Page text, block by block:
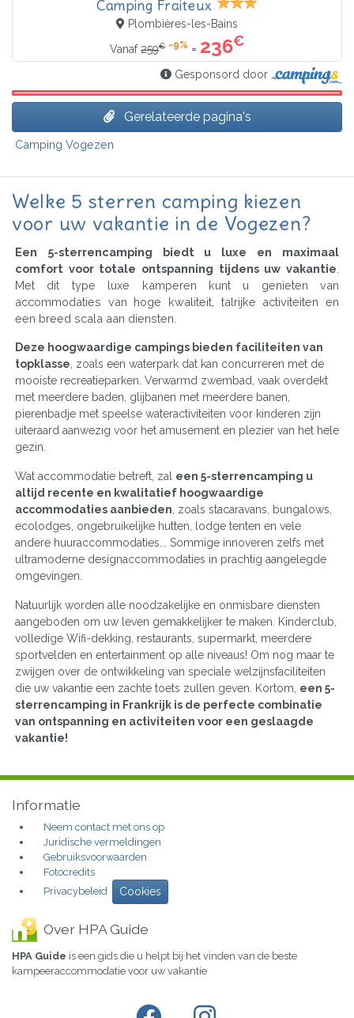
Camping Fraiteux
Plombières-les-Bains
Vanaf259€ -9% = 236€
Gesponsord door
Gerelateerde pagina's
Camping Vogezen
Welke 5 sterren camping kiezen
voor uw vakantie in de Vogezen?
Een 5-sterrencamping biedt u luxe en maximaal
comfort voor totale ontspanning tijdens uw vakantie
Met dit type luxe kamperen kunt u genieten van
accommodaties van hoge kwaliteit, talrijke activiteiten en
een breed scala aan diensten.
Deze hoogwaardige campings bieden faciliteiten van
topklasse , zoals een waterpark dat kan concurreren met de
mooiste recreatieparken. Verwarmd zwembad, vaak overdekt
met meerdere baden, glijbanen met meerdere banen,
pierenbadje met speelse wateractiviteiten voor kinderen zijn
uiteraard aanwezig voor het amusement en plezier van het hele
gezin.
Wat accommodatie betreft, zal een 5-sterrencamping u
altijd recente en kwalitatief hoogwaardige
accommodaties aanbieden , zoals stacaravans, bungalows,
ecolodges, ongebruikelijke hutten, lodge tenten en vele
andere huuraccommodaties... Sommige innoveren zelfs met
ultramoderne designaccommodaties in prachtig aangelegde
omgevingen.
Natuurlijk worden alle noodzakelijke en onmisbare diensten
aangeboden om uw leven gemakkelijker te maken. Kinderclub,
volledige Wifi-dekking, restaurants, supermarkt, meerdere
sportvelden en entertainment op alle niveaus! Om nog maar te
zwijgen over de ontwikkeling van speciale welzijnsfaciliteiten
die uw vakantie een zachte toets zullen geven. Kortom, een 5-
sterrencamping in Frankrijk is de perfecte combinatie
van ontspanning en activiteiten voor een geslaagde
vakantie!
Informatie
Neem contact met ons op
Juridische vermeldingen
Gebruiksvoorwaarden
Fotocredits
Privacybeleid
Cookies
Over HPA Guide
HPA Guide is een gids die u helpt bij het vinden van de beste
kampeeraccommodatie voor uw vakantie